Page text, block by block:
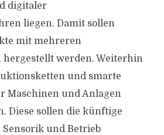
digitaler
liegen. Damit sollen
mit mehreren
werden. Weiterhin
und smarte
Maschinen und Anlagen
Diese sollen die künftige
und Betrieb